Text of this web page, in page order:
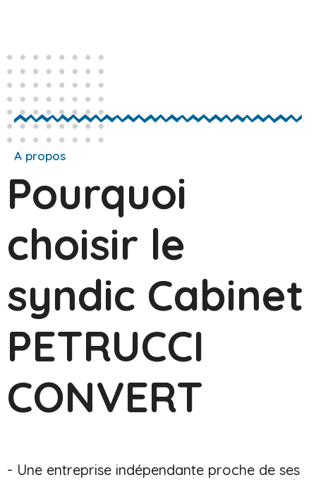
A propos
Pourquoi
choisir le
syndic Cabinet
PETRUCCI
CONVERT
- Une entreprise indépendante proche de ses